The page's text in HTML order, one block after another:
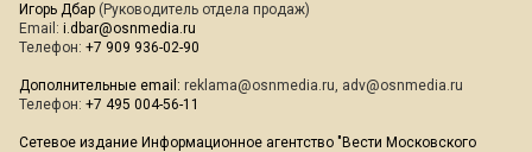
Игорь Дбар (Руководитель отдела продаж)
Email: i.dbar@osnmedia.ru
Телефон: +7 909 936-02-90
Дополнительные email: reklama@osnmedia.ru, adv@osnmedia.ru
Телефон: +7 495 004-56-11
Сетевое издание Информационное агентство "Вести Московского